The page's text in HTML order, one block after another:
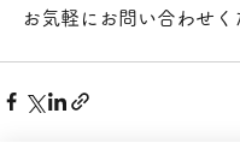
お気軽にお問い合わせく